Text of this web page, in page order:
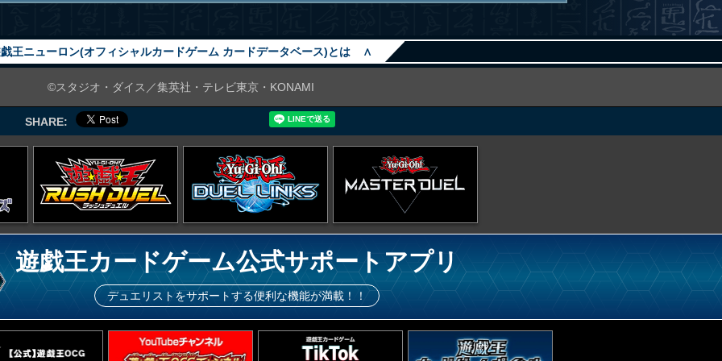
王ニューロン(オフィシャルカードゲーム カードデータベース)とは ∧
©スタジオ・ダイス／集英社・テレビ東京・KONAMI
SHARE:
遊戯王カードゲーム公式サポートアプリ
デュエリストをサポートする便利な機能が満載！！